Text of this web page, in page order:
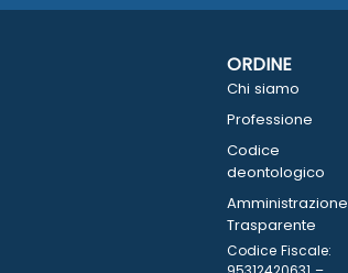
ORDINE
Chi siamo
Professione
Codice
deontologico
Amministrazione
Trasparente
Codice Fiscale: